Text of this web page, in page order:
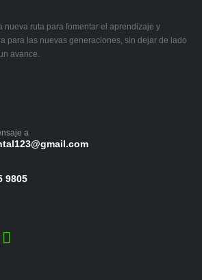
nueva ruta para fomentar el aprendizaje y
para las nuevas generaciones, sin dejar de lado
avance.
a
9805